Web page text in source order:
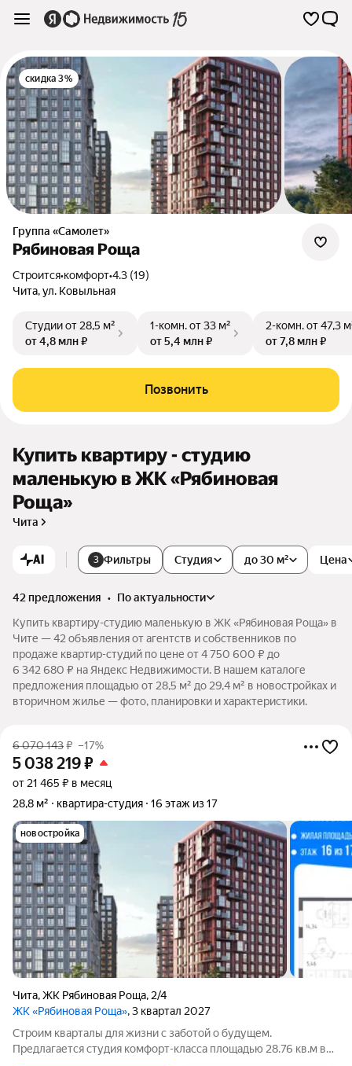
скидка 3%
Группа «Самолет»
Рябиновая Роща
Строится•комфорт•4.3 (19)
Чита,ул. Ковыльная
Студииот 28,5 м²
от 4,8 млн ₽
1-комн.от 33 м²
от 5,4 млн ₽
2-комн.от 47,3
от 7,8 млн ₽
Позвонить
Купить квартиру - студию
маленькую в ЖК «Рябиновая
Роща»
Чита
AI 3 Фильтры Студия Цена
до 30 м²
42 предложения •
по актуальности
Купить квартиру-студию маленькую в ЖК «Рябиновая Роща» в
Чите — 42 объявления от агентств и собственников по
продаже квартир-студий по цене от 4 750 600 ₽ до
6 342 680 ₽ на Яндекс Недвижимости. В нашем каталоге
предложения площадью от 28,5 м² до 29,4 м² в новостройках и
вторичном жилье — фото, планировки и характеристики.
6 070 143₽ –17%
5 038 219₽
от 21 465 ₽ в месяц
28,8 м²
квартира-студия 16 этаж из 17
новостройка
Чита,ЖК Рябиновая Роща, 2/4
ЖК «Рябиновая Роща», 3 квартал 2027
Строим кварталы для жизни с заботой о будущем.
Предлагается студия комфорт-класса площадью 28.76 кв.м в